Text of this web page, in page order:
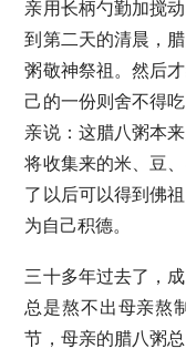
亲用长柄勺勤加搅
到第二天的清晨，
粥敬神祭祖。然后
己的一份则舍不得
亲说：这腊八粥本
将收集来的米、豆
了以后可以得到佛
为自己积德。
三十多年过去了，
总是熬不出母亲熬
节，母亲的腊八粥